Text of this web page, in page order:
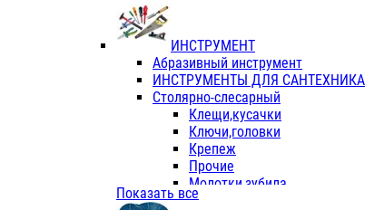
ИНСТРУМЕНТ
Абразивный инструмент
ИНСТРУМЕНТЫ ДЛЯ САНТЕХНИКА
Столярно-слесарный
Клещи,кусачки
Ключи,головки
Крепеж
Прочие
Молотки,зубила
Пассатижи,тонкогубцы,утконосы
Показать все